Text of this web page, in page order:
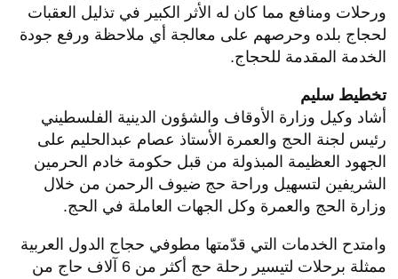
ورحلات ومنافع مما كان له الأثر الكبير في تذليل العقبات
لحجاج بلده وحرصهم على معالجة أي ملاحظة ورفع جودة
الخدمة المقدمة للحجاج.
تخطيط سليم
أشاد وكيل وزارة الأوقاف والشؤون الدينية الفلسطيني
رئيس لجنة الحج والعمرة الأستاذ عصام عبدالحليم على
الجهود العظيمة المبذولة من قبل حكومة خادم الحرمين
الشريفين لتسهيل وراحة حج ضيوف الرحمن من خلال
وزارة الحج والعمرة وكل الجهات العاملة في الحج.
وامتدح الخدمات التي قدّمتها مطوفي حجاج الدول العربية
ممثلة برحلات لتيسير رحلة حج أكثر من 6 آلاف حاج من